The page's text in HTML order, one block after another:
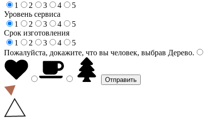
1
2 3 4
5
Уровень сервиса
1
2 3 4
5
Срок изготовления
1
2 3 4
5
Пожалуйста, докажите, что вы человек, выбрав Дерево.